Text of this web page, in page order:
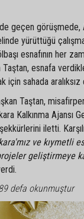
geçen görüşmede,
yürüttüğü
esnafının her
Taştan, esnafa
için sahada aralıksız
Taştan,
Kalkınma Ajansı
iletti.
ve kıymetli
geliştirmeye
defa okunmuştur